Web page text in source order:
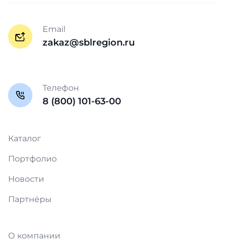
Email
zakaz@sblregion.ru
Телефон
8 (800) 101-63-00
Каталог
Портфолио
Новости
Партнёры
О компании